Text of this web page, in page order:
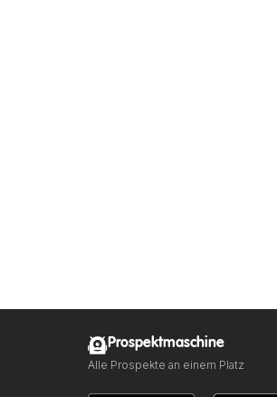
Prospektmaschine
Alle Prospekte an einem Platz